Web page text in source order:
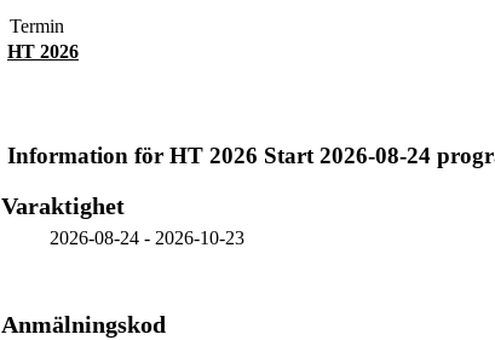
Termin
HT 2026
Information för HT 2026 Start 2026-08-24
Varaktighet
2026-08-24- 2026-10-23
Anmälningskod